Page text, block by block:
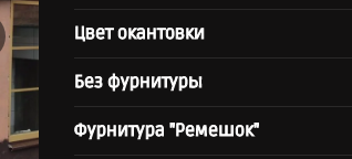
Цвет окантовки
Без фурнитуры
Фурнитура "Ремешок"